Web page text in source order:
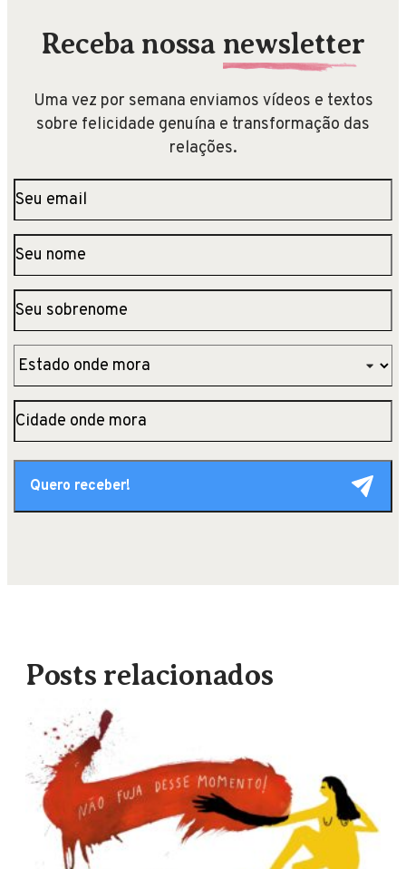
Receba nossa newsletter
Uma vez por semana enviamos vídeos e textos
sobre felicidade genuína e transformação das
relações.
Posts relacionados